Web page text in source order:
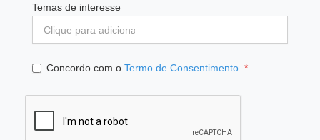
Temas de interesse
Concordo com o Termo de Consentimento *